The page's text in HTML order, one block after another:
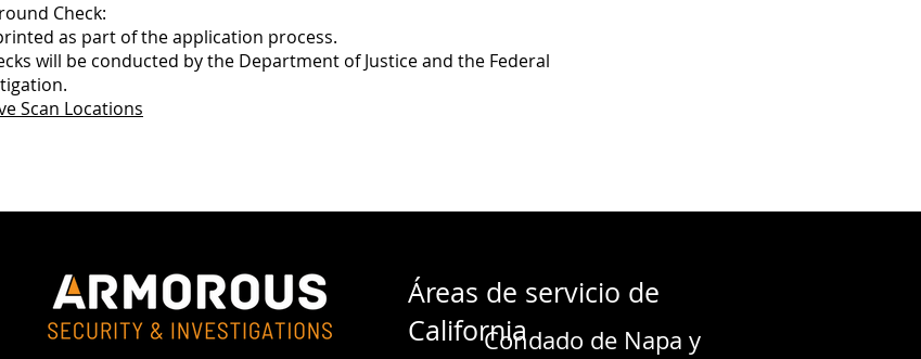
Check:
as part of the application process.
will be conducted by the Department of Justice and the Federal
Scan Locations
Condado de Napa y
Áreas de servicio de
California